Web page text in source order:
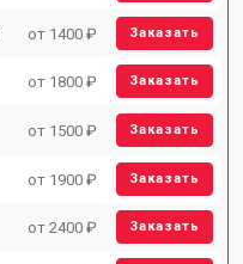
от 1400 ₽ Заказать
от 1800 ₽ Заказать
от 1500 ₽ Заказать
от 1900 ₽ Заказать
от 2400 ₽ Заказать